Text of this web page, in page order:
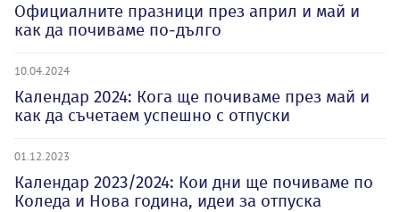
Официалните празници през април и май и
как да почиваме по-дълго
10.04.2024
Календар 2024: Кога ще почиваме през май и
как да съчетаем успешно с отпуски
01.12.2023
Календар 2023/2024: Кои дни ще почиваме по
Коледа и Нова година, идеи за отпуска